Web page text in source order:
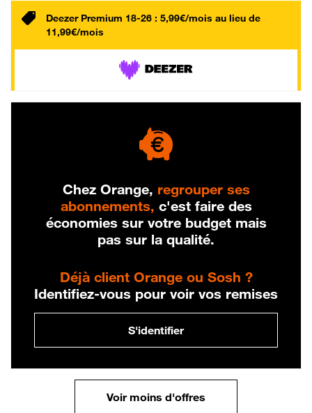
Deezer Premium 18-26 : 5,99€/mois au lieu de
11,99€/mois
Chez Orange, regrouper ses
abonnements, c'est faire des
économies sur votre budget mais
pas sur la qualité.
Déjà client Orange ou Sosh ?
Identifiez-vous pour voir vos remises
S'identifier
Voir moins d'offres